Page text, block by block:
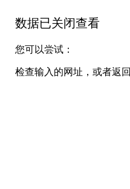
数据已关闭查看
您可以尝试：
检查输入的网址，或者返回